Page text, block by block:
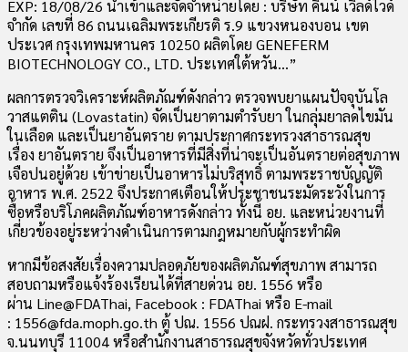
EXP: 18/08/26 นำเข้าและจัดจำหน่ายโดย : บริษัท คินน์ เวิลด์ไวด์
จำกัด เลขที่ 86 ถนนเฉลิมพระเกียรติ ร.9 แขวงหนองบอน เขต
ประเวศ กรุงเทพมหานคร 10250 ผลิตโดย GENEFERM
BIOTECHNOLOGY CO., LTD. ประเทศใต้หวัน…”
ผลการตรวจวิเคราะห์ผลิตภัณฑ์ดังกล่าว ตรวจพบยาแผนปัจจุบันโล
วาสแตติน (Lovastatin) จัดเป็นยาตามตำรับยา ในกลุ่มยาลดไขมัน
ในเลือด และเป็นยาอันตราย ตามประกาศกระทรวงสาธารณสุข
เรื่อง ยาอันตราย จึงเป็นอาหารที่มีสิ่งที่น่าจะเป็นอันตรายต่อสุขภาพ
เจือปนอยู่ด้วย เข้าข่ายเป็นอาหารไม่บริสุทธิ์ ตามพระราชบัญญัติ
อาหาร พ.ศ. 2522 จึงประกาศเตือนให้ประชาชนระมัดระวังในการ
ซื้อหรือบริโภคผลิตภัณฑ์อาหารดังกล่าว ทั้งนี้ อย. และหน่วยงานที่
เกี่ยวข้องอยู่ระหว่างดำเนินการตามกฎหมายกับผู้กระทำผิด
หากมีข้อสงสัยเรื่องความปลอดภัยของผลิตภัณฑ์สุขภาพ สามารถ
สอบถามหรือแจ้งร้องเรียนได้ที่สายด่วน อย. 1556 หรือ
ผ่าน Line@FDAThai, Facebook : FDAThai หรือ E-mail
: 1556@fda.moph.go.th ตู้ ปณ. 1556 ปณฝ. กระทรวงสาธารณสุข
จ.นนทบุรี 11004 หรือสำนักงานสาธารณสุขจังหวัดทั่วประเทศ